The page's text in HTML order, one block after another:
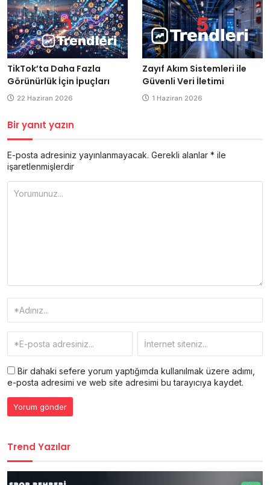
TikTok’ta Daha Fazla
Görünürlük İçin İpuçları
22 Haziran 2026
Zayıf Akım Sistemleri ile
Güvenli Veri İletimi
1 Haziran 2026
Bir yanıt yazın
E-posta adresiniz yayınlanmayacak. Gerekli alanlar * ile
işaretlenmişlerdir
Bir dahaki sefere yorum yaptığımda kullanılmak üzere adımı,
e-posta adresimi ve web site adresimi bu tarayıcıya kaydet.
Trend Yazılar